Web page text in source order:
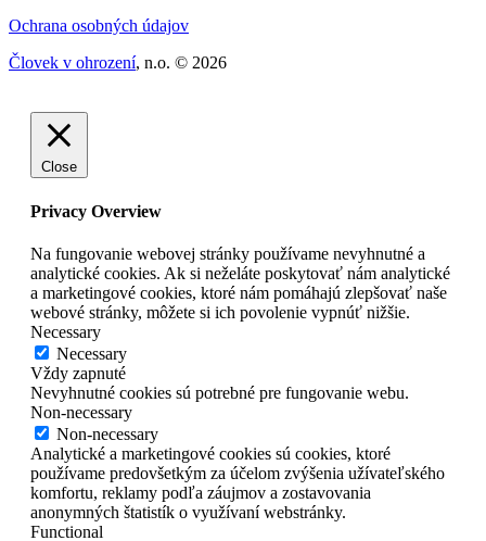
Ochrana osobných údajov
Človek v ohrození, n.o. © 2026
Close
Privacy Overview
Na fungovanie webovej stránky používame nevyhnutné a
analytické cookies. Ak si neželáte poskytovať nám analytické
a marketingové cookies, ktoré nám pomáhajú zlepšovať naše
webové stránky, môžete si ich povolenie vypnúť nižšie.
Necessary
Necessary
Vždy zapnuté
Nevyhnutné cookies sú potrebné pre fungovanie webu.
Non-necessary
Non-necessary
Analytické a marketingové cookies sú cookies, ktoré
používame predovšetkým za účelom zvýšenia užívateľského
komfortu, reklamy podľa záujmov a zostavovania
anonymných štatistík o využívaní webstránky.
Functional